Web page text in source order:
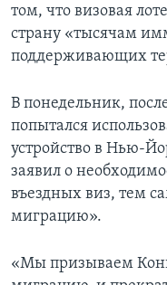
том, что визовая
страну «тысячам
поддерживающих
В понедельник,
попытался
устройство в Нью-
заявил о
въездных виз, тем
миграцию».
«Мы призываем